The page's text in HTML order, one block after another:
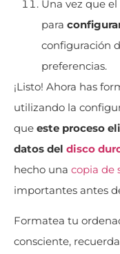
Una vez que
para
configuración
preferencias.
¡Listo! Ahora has
utilizando la
que este proceso
datos del disco
hecho una copia de
importantes antes
Formatea tu
consciente,